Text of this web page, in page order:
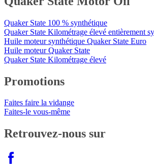
Quaker State 100 % synthétique
Quaker State Kilométrage élevé entièrement
Huile moteur synthétique Quaker State Euro
Huile moteur Quaker State
Quaker State Kilométrage élevé
Promotions
Faites faire la vidange
Faites-le vous-même
Retrouvez-nous sur